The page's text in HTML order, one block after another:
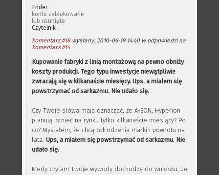
Ender
konto zablokowane
lub usunięte
Czytelnik
komentarz #18wysłany: 2010-06-19 14:40 w odpowiedzi na
komentarz #14
Kupowanie fabryki z linią montażową na pewno obniży
koszty produkcji. Tego typu inwestycje niewątpliwie
zwracają się w kilkanaście miesięcy. Ups, a miałem się
powstrzymać od sarkazmu. Nie udało się.
Czy Twoje słowa maja oznaczać, że A-EON, Hyperion
planują istnieć na rynku tylko kilkanaście miesiący? Po
co? Myślałem, że chcą odrodzenia marki i powrotu na
lata. Ups, a miałem się powstrzymać od sarkazmu. Nie
udało się.
Kiedy czytam Twoje wywody dochodzę do wniosku, że